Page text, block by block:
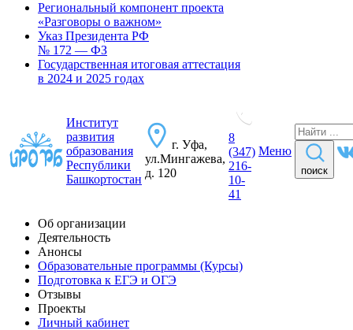
Региональный компонент проекта
«Разговоры о важном»
Указ Президента РФ
№ 172 — ФЗ
Государственная итоговая аттестация
в 2024 и 2025 годах
Институт
развития
образования
Республики
Башкортостан
г. Уфа,
ул.Мингажева,
д. 120
8
(347)
216-
10-
41
Меню
поиск
Об организации
Деятельность
Анонсы
Образовательные программы (Курсы)
Подготовка к ЕГЭ и ОГЭ
Отзывы
Проекты
Личный кабинет